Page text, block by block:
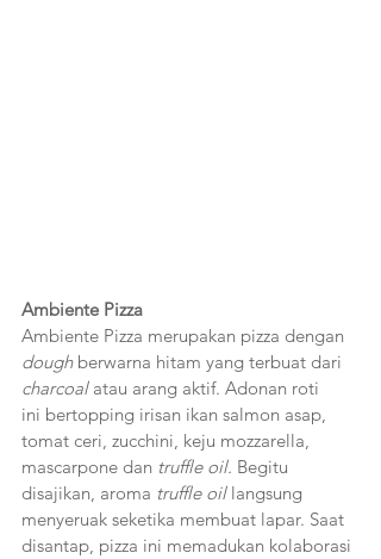
Ambiente Pizza
Ambiente Pizza merupakan pizza dengan
dough berwarna hitam yang terbuat dari
charcoal atau arang aktif. Adonan roti
ini bertopping irisan ikan salmon asap,
tomat ceri, zucchini, keju mozzarella,
mascarpone dan truffle oil. Begitu
disajikan, aroma truffle oil langsung
menyeruak seketika membuat lapar. Saat
disantap, pizza ini memadukan kolaborasi